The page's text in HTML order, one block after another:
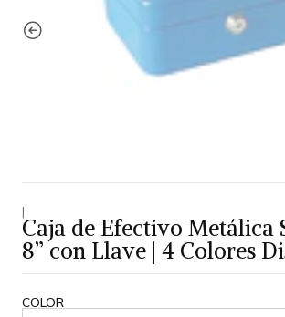
|
Caja de Efectivo Metálica
8” con Llave | 4 Colores
COLOR